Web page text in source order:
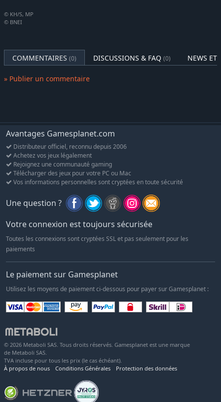
© KH/S, MP
© BNEI
COMMENTAIRES (0) DISCUSSIONS & FAQ (0) NEWS ET
» Publier un commentaire
Avantages Gamesplanet.com
Distributeur officiel, reconnu depuis 2006
Achetez vos jeux légalement
Rejoignez une communauté gaming
Télécharger des jeux pour votre PC ou Mac
Vos informations personnelles sont cryptées en toute sécurité
Une question ?
Votre connexion est toujours sécurisée
Toutes les connexions sont cryptées SSL et pas seulement pour les
paiements
Le paiement sur Gamesplanet
Utilisez les moyens de paiement ci-dessous pour payer sur Gamesplanet :
© 2026 Metaboli SAS. Tous droits réservés. Gamesplanet est une marque
de Metaboli SAS.
TVA incluse pour tous les prix (le cas échéant).
À propos de nous
Conditions Générales Protection des données